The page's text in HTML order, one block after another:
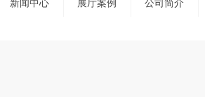
新闻中心 展厅案例 公司简介